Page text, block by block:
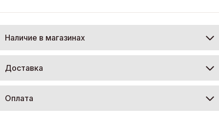
Наличие в магазинах
Доставка
Оплата